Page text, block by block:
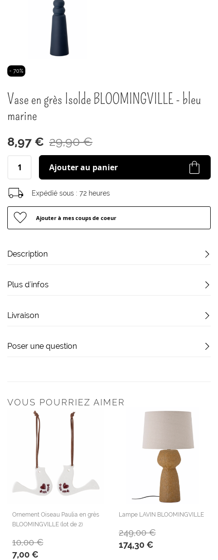
Passer
de
Galerie
- 70%
Vase en grès Isolde BLOOMINGVILLE - bleu
marine
8,97 € 29,90 €
Ajouter au panier
Expédié sous : 72 heures
Ajouter à mes coups de coeur
Description
Plus d'infos
Livraison
Poser une question
VOUS POURRIEZ AIMER
Ornement Oiseau Paulia en grès
BLOOMINGVILLE (lot de 2)
7,00 €
10,00 €
Lampe LAVIN BLOOMINGVILLE
174,30 €
249,00 €